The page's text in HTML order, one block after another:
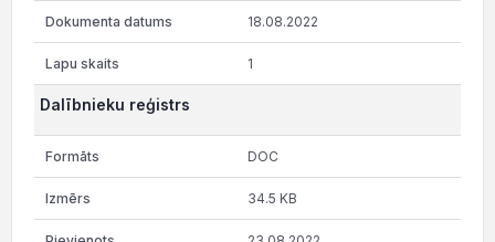
18.08.2022
1
Dalībnieku reģistrs
DOC
34.5 KB